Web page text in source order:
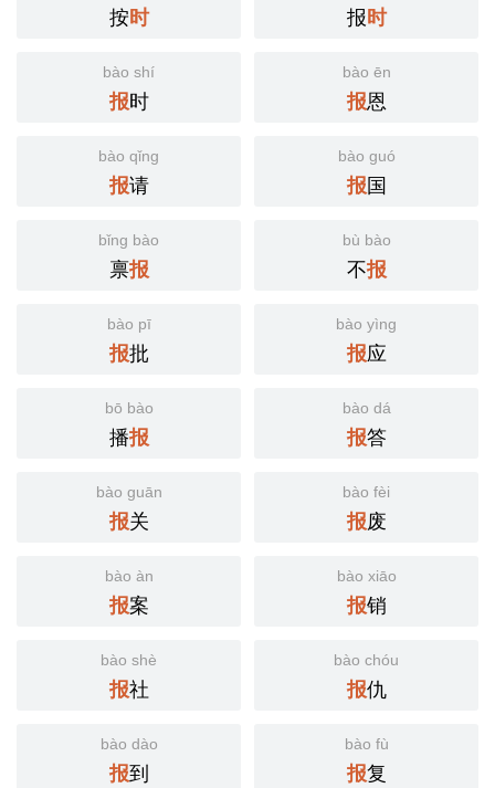
按时 报时
bào shí
报时
bào ēn
报恩
bào qǐng
报请
bào guó
报国
bǐng bào
禀报
bù bào
不报
bào pī
报批
bào yìng
报应
bō bào
播报
bào dá
报答
bào guān
报关
bào fèi
报废
bào àn
报案
bào xiāo
报销
bào shè
报社
bào chóu
报仇
bào dào
报到
bào fù
报复